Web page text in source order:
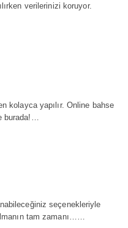
verilerinizi koruyor.
kolayca yapılır. Online bahse
burada!…
seçenekleriyle
tam zamanı……